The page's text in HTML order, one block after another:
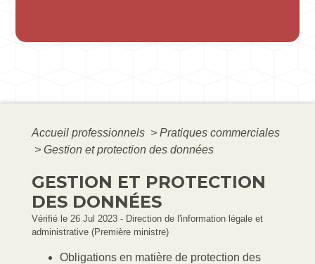
Accueil professionnels > Pratiques commerciales
> Gestion et protection des données
GESTION ET PROTECTION
DES DONNÉES
Vérifié le 26 Jul 2023 - Direction de l'information légale et
administrative (Première ministre)
Obligations en matière de protection des